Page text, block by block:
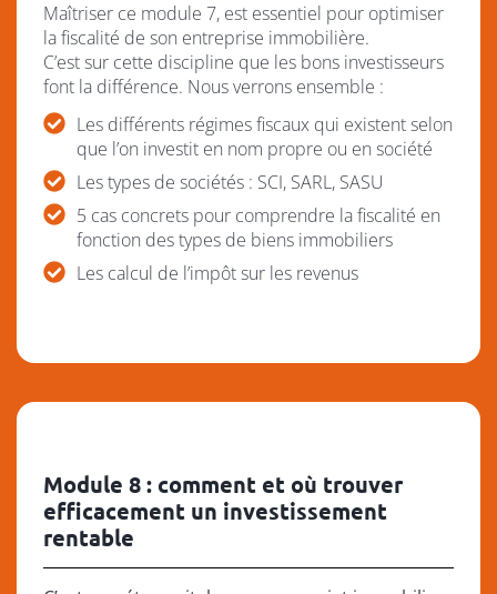
Maîtriser ce module 7, est essentiel pour optimiser
la fiscalité de son entreprise immobilière.
C’est sur cette discipline que les bons investisseurs
font la différence. Nous verrons ensemble :
Les différents régimes fiscaux qui existent selon
que l’on investit en nom propre ou en société
Les types de sociétés : SCI, SARL, SASU
5 cas concrets pour comprendre la fiscalité en
fonction des types de biens immobiliers
Les calcul de l’impôt sur les revenus
Module 8 : comment et où trouver
efficacement un investissement
rentable